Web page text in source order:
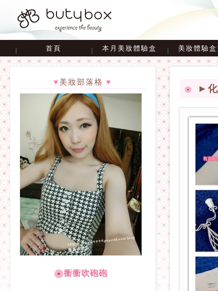
首頁 本月美妝體驗盒 美妝體驗
►
♥ 美妝部落格 ♥
衝衝吹砲砲